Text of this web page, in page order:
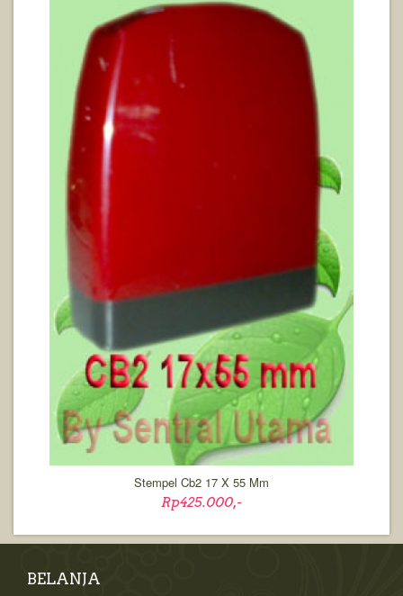
Stempel Cb2 17 X 55 Mm
Rp425.000,-
BELANJA